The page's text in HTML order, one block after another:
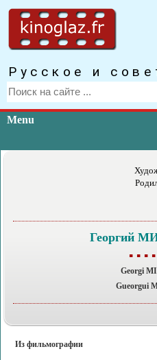
Русское и
Menu
Георгий
▪ ▪ ▪
Georgi
Gueorgui
Из фильмографии